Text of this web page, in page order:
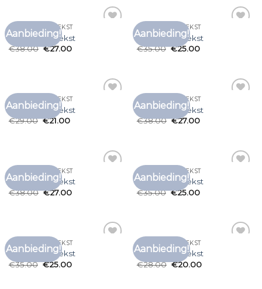
Aanbieding!
T SHIRTS MET TEKST
t shirts met tekst
€38.00 €27.00
Aanbieding!
T SHIRTS MET TEKST
t shirts met tekst
€35.00 €25.00
Aanbieding!
T SHIRTS MET TEKST
t shirts met tekst
€29.00 €21.00
Aanbieding!
T SHIRTS MET TEKST
t shirts met tekst
€38.00 €27.00
Aanbieding!
T SHIRTS MET TEKST
t shirts met tekst
€38.00 €27.00
Aanbieding!
T SHIRTS MET TEKST
t shirts met tekst
€35.00 €25.00
Aanbieding!
T SHIRTS MET TEKST
t shirts met tekst
€35.00 €25.00
Aanbieding!
T SHIRTS MET TEKST
t shirts met tekst
€28.00 €20.00